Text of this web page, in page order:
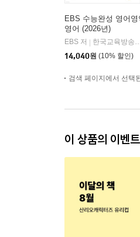
EBS 수능완성 영어영
영어 (2026년)
EBS 저
한국교육방송공사
14,040원 (10% 할인)
검색 페이지에서 선택
이 상품의 이벤트